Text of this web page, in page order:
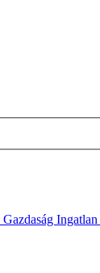
Gazdaság Ingatlan